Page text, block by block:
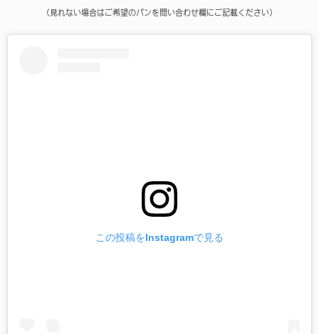
（見れない場合はご希望のパンを問い合わせ欄にご記載ください）
この投稿をInstagramで見る